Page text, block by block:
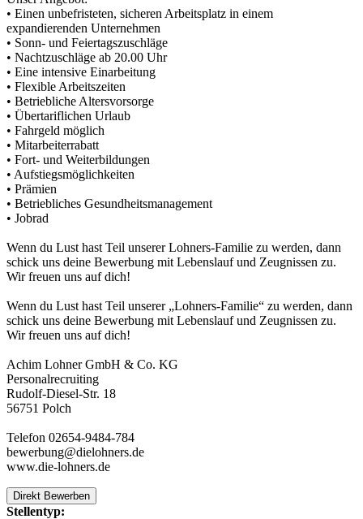
• Einen unbefristeten, sicheren Arbeitsplatz in einem
expandierenden Unternehmen
• Sonn- und Feiertagszuschläge
• Nachtzuschläge ab 20.00 Uhr
• Eine intensive Einarbeitung
• Flexible Arbeitszeiten
• Betriebliche Altersvorsorge
• Übertariflichen Urlaub
• Fahrgeld möglich
• Mitarbeiterrabatt
• Fort- und Weiterbildungen
• Aufstiegsmöglichkeiten
• Prämien
• Betriebliches Gesundheitsmanagement
• Jobrad
Wenn du Lust hast Teil unserer Lohners-Familie zu werden, dann
schick uns deine Bewerbung mit Lebenslauf und Zeugnissen zu.
Wir freuen uns auf dich!
Wenn du Lust hast Teil unserer „Lohners-Familie“ zu werden, dann
schick uns deine Bewerbung mit Lebenslauf und Zeugnissen zu.
Wir freuen uns auf dich!
Achim Lohner GmbH & Co. KG
Personalrecruiting
Rudolf-Diesel-Str. 18
56751 Polch
Telefon 02654-9484-784
bewerbung@dielohners.de
www.die-lohners.de
Direkt Bewerben
Stellentyp: